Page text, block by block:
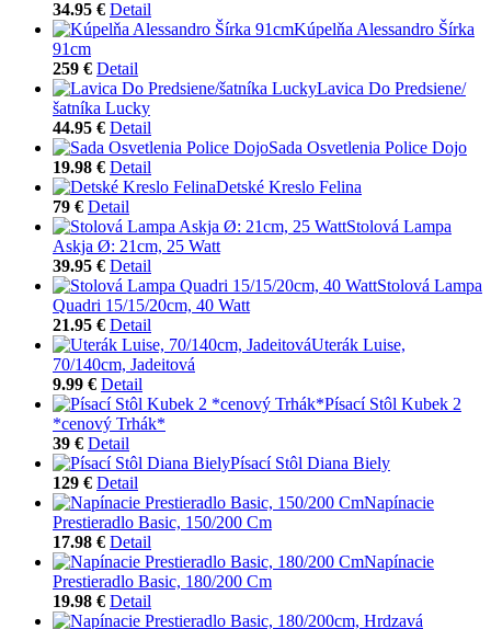
34.95 € Detail
Kúpelňa Alessandro Šírka
91cm
259 € Detail
Lavica Do Predsiene/
šatníka Lucky
44.95 € Detail
Sada Osvetlenia Police Dojo
19.98 € Detail
Detské Kreslo Felina
79 € Detail
Stolová Lampa
Askja Ø: 21cm, 25 Watt
39.95 € Detail
Stolová Lampa
Quadri 15/15/20cm, 40 Watt
21.95 € Detail
Uterák Luise,
70/140cm, Jadeitová
9.99 € Detail
Písací Stôl Kubek 2
*cenový Trhák*
39 € Detail
Písací Stôl Diana Biely
129 € Detail
Napínacie
Prestieradlo Basic, 150/200 Cm
17.98 € Detail
Napínacie
Prestieradlo Basic, 180/200 Cm
19.98 € Detail